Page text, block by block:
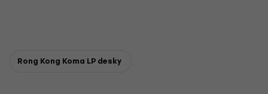
Rong Kong Koma LP desky